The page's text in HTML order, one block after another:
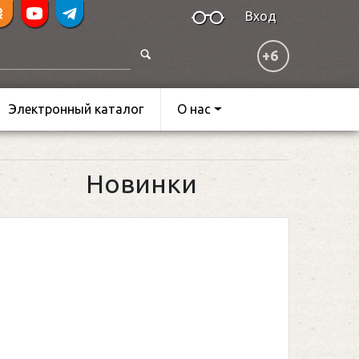
Вход
+6
Электронный каталог О нас
Новинки